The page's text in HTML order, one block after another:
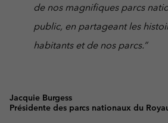
de nos magnifiques parcs
public, en partageant les
habitants et de nos parcs.”
Jacquie Burgess
Présidente des parcs nationaux du